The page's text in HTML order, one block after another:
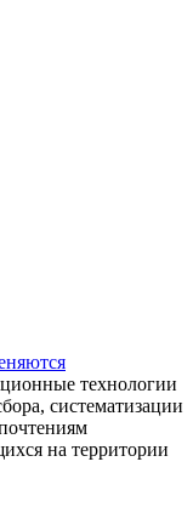
технологии
систематизации
на территории